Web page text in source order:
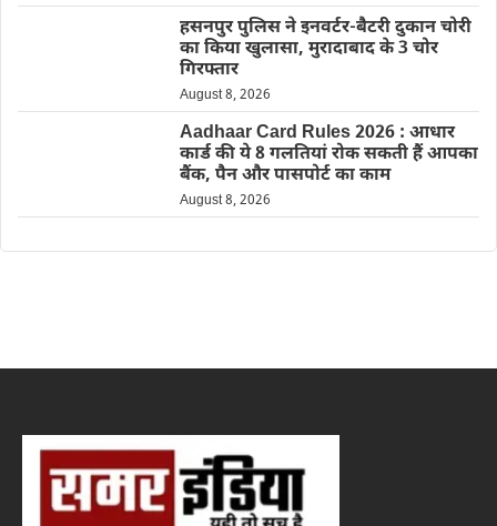
हसनपुर पुलिस ने इनवर्टर-बैटरी दुकान चोरी
का किया खुलासा, मुरादाबाद के 3 चोर
गिरफ्तार
August 8, 2026
Aadhaar Card Rules 2026 : आधार
कार्ड की ये 8 गलतियां रोक सकती हैं आपका
बैंक, पैन और पासपोर्ट का काम
August 8, 2026